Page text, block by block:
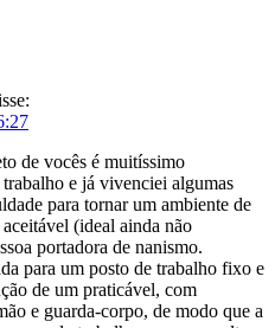
de vocês é muitíssimo
e já vivenciei algumas
para tornar um ambiente de
(ideal ainda não
portadora de nanismo.
para um posto de trabalho fixo e
de um praticável, com
e guarda-corpo, de modo que a